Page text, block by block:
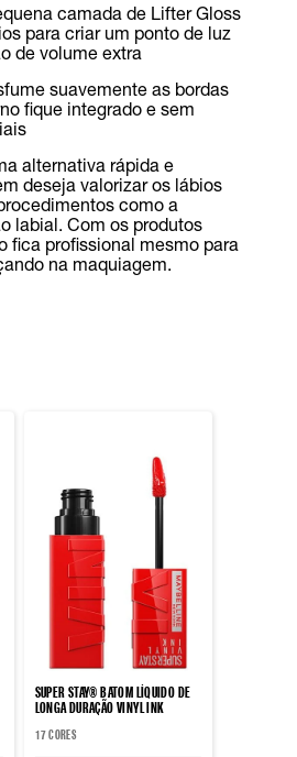
camada de Lifter Gloss
para criar um ponto de luz
de volume extra
suavemente as bordas
fique integrado e sem
alternativa rápida e
deseja valorizar os lábios
como a
labial. Com os produtos
fica profissional mesmo para
na maquiagem.
SUPER STAY® BATOM LÍQUIDO DE
LONGA DURAÇÃO VINYL INK
17 CORES